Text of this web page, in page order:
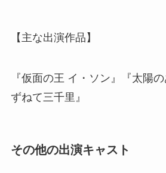
【主な出演作品】
『仮面の王 イ・ソン』『太陽
ずねて三千里』
その他の出演キャスト